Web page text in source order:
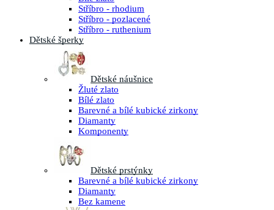
Stříbro - rhodium
Stříbro - pozlacené
Stříbro - ruthenium
Dětské šperky
Dětské náušnice
Žluté zlato
Bílé zlato
Barevné a bílé kubické zirkony
Diamanty
Komponenty
Dětské prstýnky
Barevné a bílé kubické zirkony
Diamanty
Bez kamene